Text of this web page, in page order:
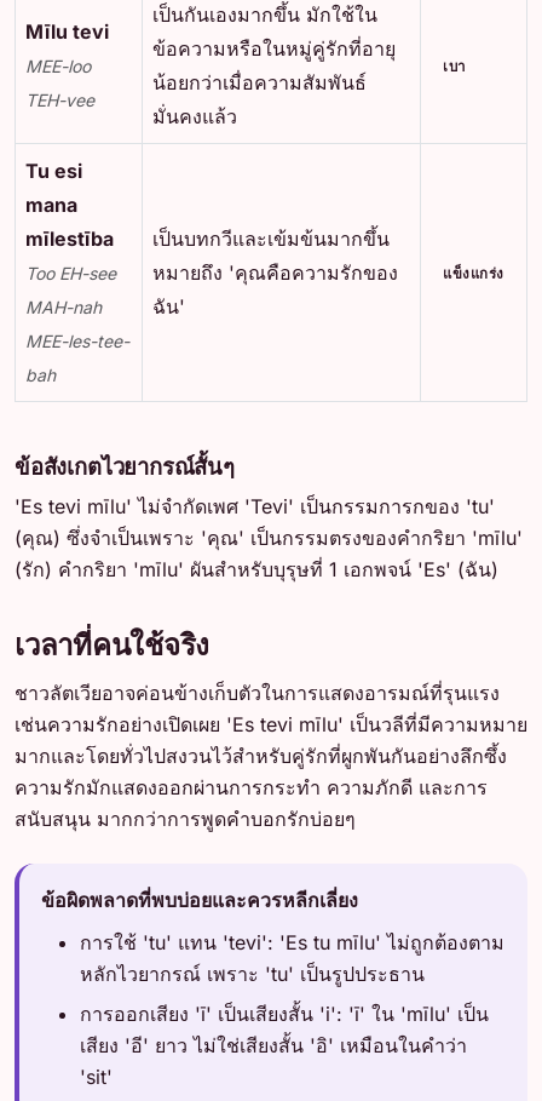
Mīlu tevi
MEE-loo
TEH-vee
เป็นกันเองมากขึ้น มักใช้ใน
ข้อความหรือในหมู่คู่รักที่อายุ
น้อยกว่าเมื่อความสัมพันธ์
มั่นคงแล้ว
เบา
Tu esi
mana
mīlestība
Too EH-see
MAH-nah
MEE-les-tee-
bah
เป็นบทกวีและเข้มข้นมากขึ้น
หมายถึง 'คุณคือความรักของ
ฉัน'
แข็งแกร่ง
ข้อสังเกตไวยากรณ์สั้นๆ
'Es tevi mīlu' ไม่จำกัดเพศ 'Tevi' เป็นกรรมการกของ 'tu'
(คุณ) ซึ่งจำเป็นเพราะ 'คุณ' เป็นกรรมตรงของคำกริยา 'mīlu'
(รัก) คำกริยา 'mīlu' ผันสำหรับบุรุษที่ 1 เอกพจน์ 'Es' (ฉัน)
เวลาที่คนใช้จริง
ชาวลัตเวียอาจค่อนข้างเก็บตัวในการแสดงอารมณ์ที่รุนแรง
เช่นความรักอย่างเปิดเผย 'Es tevi mīlu' เป็นวลีที่มีความหมาย
มากและโดยทั่วไปสงวนไว้สำหรับคู่รักที่ผูกพันกันอย่างลึกซึ้ง
ความรักมักแสดงออกผ่านการกระทำ ความภักดี และการ
สนับสนุน มากกว่าการพูดคำบอกรักบ่อยๆ
ข้อผิดพลาดที่พบบ่อยและควรหลีกเลี่ยง
การใช้ 'tu' แทน 'tevi': 'Es tu mīlu' ไม่ถูกต้องตาม
หลักไวยากรณ์ เพราะ 'tu' เป็นรูปประธาน
การออกเสียง 'ī' เป็นเสียงสั้น 'i': 'ī' ใน 'mīlu' เป็น
เสียง 'อี' ยาว ไม่ใช่เสียงสั้น 'อิ' เหมือนในคำว่า
'sit'